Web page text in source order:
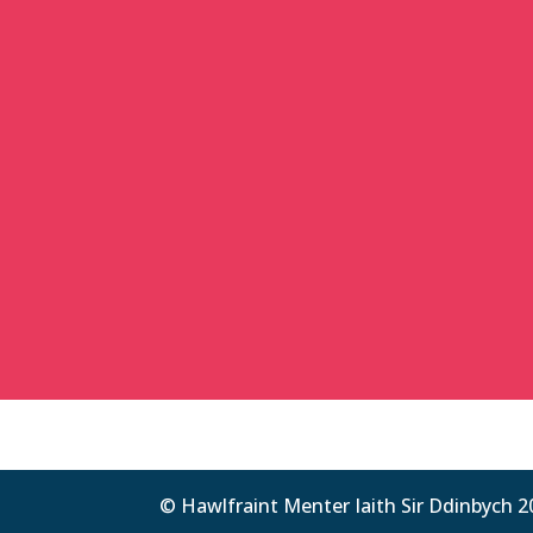
© Hawlfraint Menter Iaith Sir Ddinbych